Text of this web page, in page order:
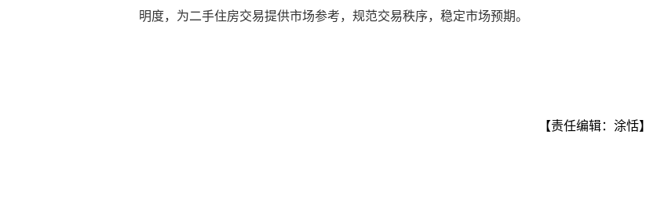
明度，为二手住房交易提供市场参考，规范交易秩序，稳定市场预期。
【责任编辑：涂恬】